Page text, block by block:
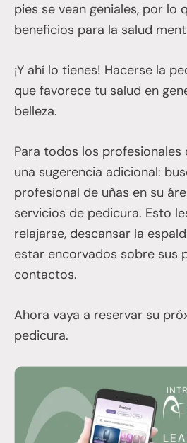
pies se vean geniales, por lo
beneficios para la salud
¡Y ahí lo tienes! Hacerse la
que favorece tu salud en
belleza.
Para todos los profesionales
una sugerencia adicional:
profesional de uñas en su
servicios de pedicura. Esto
relajarse, descansar la
estar encorvados sobre sus
contactos.
Ahora vaya a reservar su
pedicura.